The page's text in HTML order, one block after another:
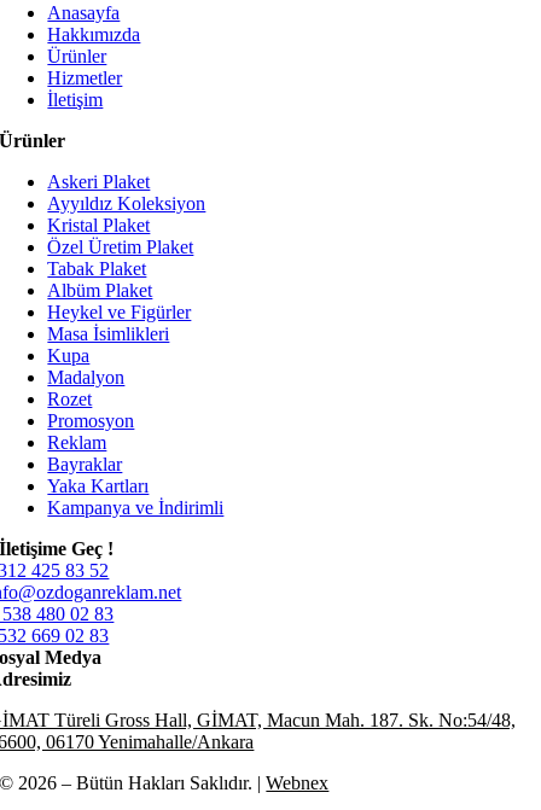
Anasayfa
Hakkımızda
Ürünler
Hizmetler
İletişim
Ürünler
Askeri Plaket
Ayyıldız Koleksiyon
Kristal Plaket
Özel Üretim Plaket
Tabak Plaket
Albüm Plaket
Heykel ve Figürler
Masa İsimlikleri
Kupa
Madalyon
Rozet
Promosyon
Reklam
Bayraklar
Yaka Kartları
Kampanya ve İndirimli
İletişime Geç !
425 83 52
480 02 83
669 02 83
Medya
Türeli Gross Hall, GİMAT, Macun Mah. 187. Sk. No:54/48,
06170 Yenimahalle/Ankara
© 2026 – Bütün Hakları Saklıdır. |Webnex